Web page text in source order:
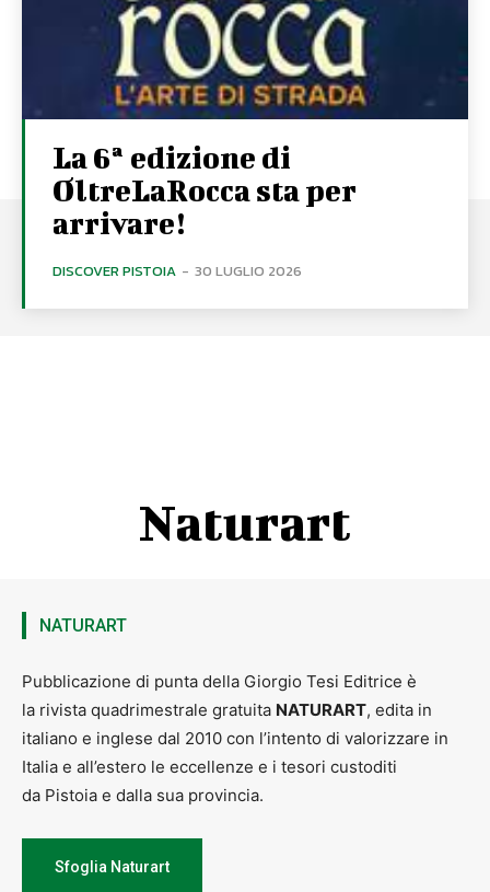
La 6ª edizione di
OltreLaRocca sta per
arrivare!
DISCOVER PISTOIA - 30 LUGLIO 2026
Naturart
NATURART
Pubblicazione di punta della Giorgio Tesi Editrice è
la rivista quadrimestrale gratuita NATURART, edita in
italiano e inglese dal 2010 con l’intento di valorizzare in
Italia e all’estero le eccellenze e i tesori custoditi
da Pistoia e dalla sua provincia.
Sfoglia Naturart